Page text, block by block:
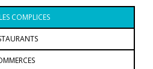
COMPLICES